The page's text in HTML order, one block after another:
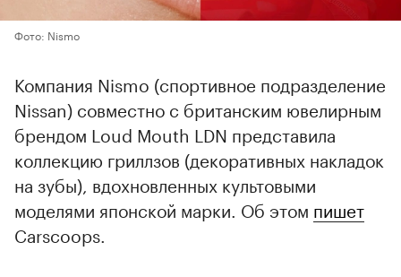
Фото: Nismo
Компания Nismo (спортивное подразделение
Nissan) совместно с британским ювелирным
брендом Loud Mouth LDN представила
коллекцию гриллзов (декоративных накладок
на зубы), вдохновленных культовыми
моделями японской марки. Об этом пишет
Carscoops.